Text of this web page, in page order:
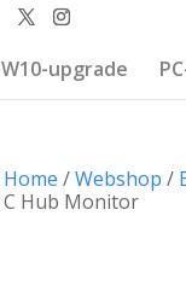
W10-upgrade
Home /Webshop /
C Hub Monitor